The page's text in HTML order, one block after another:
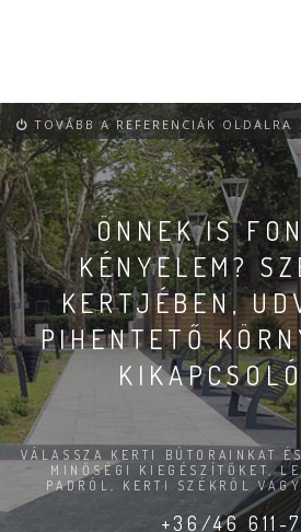
TOVÁBB A REFERENCIÁK OLDALRA
ÖNNEK IS
KÉNYELEM?
KERTJÉBEN,
PIHENTETŐ
VÁLASSZA KERTI BÚTORAINKAT
MINŐSÉGI KIEGÉSZÍTŐKET,
PADRÓL, KERTI SZÉKRŐL
+36/46 611-